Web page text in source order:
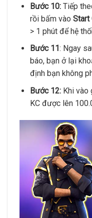
Bước 10:Tiếp
rồi bấm vào Start
> 1 phút để hệ
Bước 11 : Ngay
báo, bạn ở lại
định bạn không
Bước 12:Khi vào
KC được lên